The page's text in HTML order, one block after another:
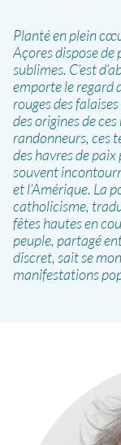
Planté en plein
Açores dispose de
sublimes. C’est
emporte le regard
rouges des
des origines de
randonneurs, ces
des havres de
souvent
et l’Amérique. La
catholicisme,
fêtes hautes en
peuple, partagé
discret, sait se
manifestations